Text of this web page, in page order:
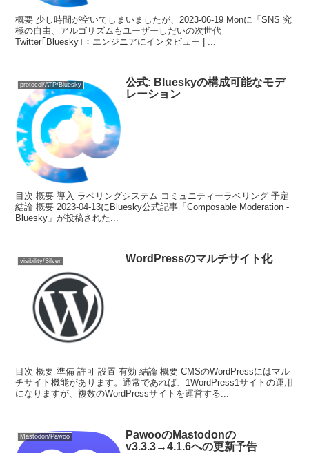
概要 少し時間が空いてしまいましたが、2023-06-19 Monに「SNS 究
極の自由、アルゴリズムもユーザーしだいの次世代
Twitter｢Bluesky｣：エンジニアにインタビュー | ...
protocol/ATP/Bluesky
公式: Blueskyの構成可能なモデ
レーション
目次 概要 導入 ラベリングシステム コミュニティーラベリング 予定
結論 概要 2023-04-13にBluesky公式記事「Composable Moderation -
Bluesky」が投稿された...
visibility/Silver WordPressのマルチサイト化
目次 概要 準備 許可 設置 有効 結論 概要 CMSのWordPressにはマル
チサイト機能があります。通常であれば、1WordPress1サイトの運用
になりますが、複数のWordPressサイトを運営する...
Mastodon/Pawoo
PawooのMastodonの
v3.3.3→4.1.6への更新予告